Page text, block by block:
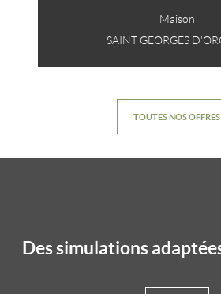
Maison
SAINT GEORGES
TOUTES NOS OFFRES
Des simulations